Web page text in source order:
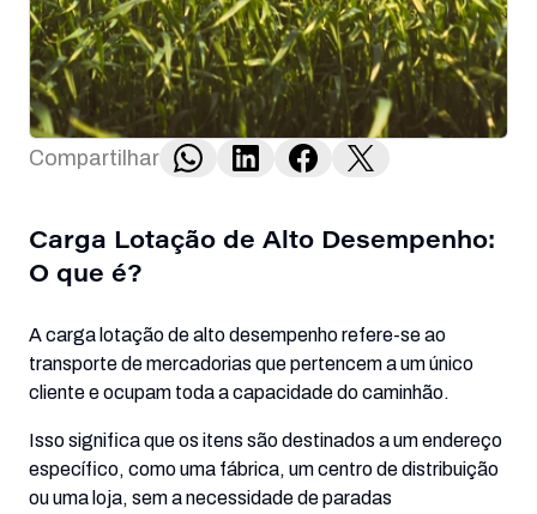
Compartilhar
Carga Lotação de Alto Desempenho:
O que é?
A carga lotação de alto desempenho refere-se ao
transporte de mercadorias que pertencem a um único
cliente e ocupam toda a capacidade do caminhão.
Isso significa que os itens são destinados a um endereço
específico, como uma fábrica, um centro de distribuição
ou uma loja, sem a necessidade de paradas